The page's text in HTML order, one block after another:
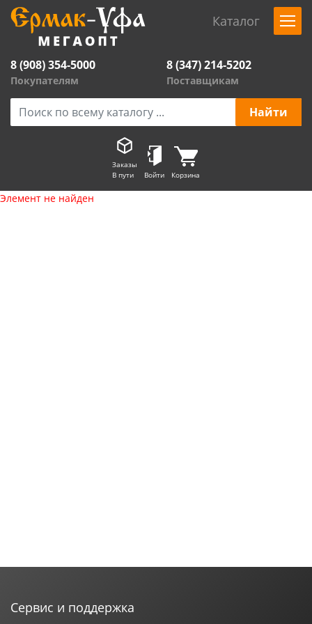
Каталог
8 (908) 354-5000
Покупателям
8 (347) 214-5202
Поставщикам
Заказы
В пути
Войти Корзина
Элемент не найден
Сервис и поддержка